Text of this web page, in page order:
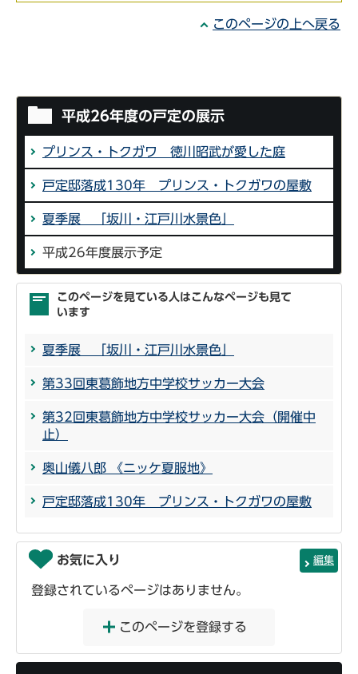
このページの上へ戻る
平成26年度の戸定の展示
プリンス・トクガワ 徳川昭武が愛した庭
戸定邸落成130年 プリンス・トクガワの屋敷
夏季展 「坂川・江戸川水景色」
平成26年度展示予定
このページを見ている人はこんなページも見て
います
夏季展 「坂川・江戸川水景色」
第33回東葛飾地方中学校サッカー大会
第32回東葛飾地方中学校サッカー大会（開催中
止）
奥山儀八郎 《ニッケ夏服地》
戸定邸落成130年 プリンス・トクガワの屋敷
お気に入り 編集
登録されているページはありません。
このページを登録する